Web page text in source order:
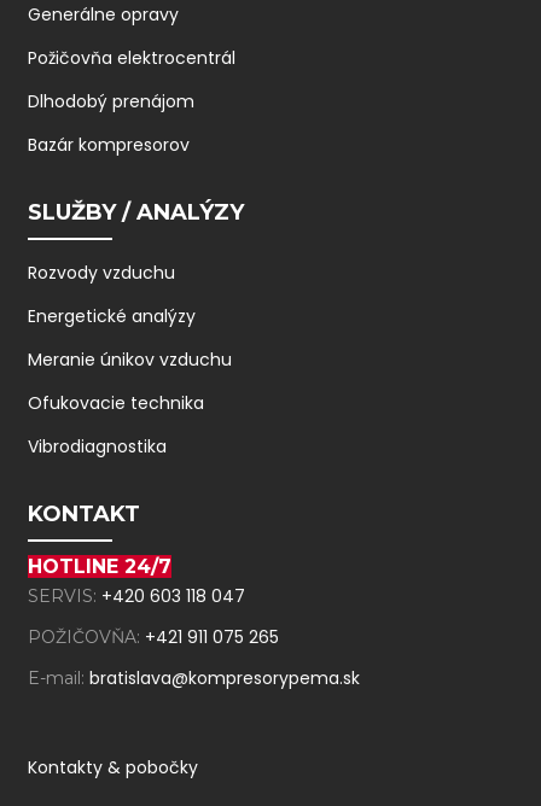
Generálne opravy
Požičovňa elektrocentrál
Dlhodobý prenájom
Bazár kompresorov
SLUŽBY / ANALÝZY
Rozvody vzduchu
Energetické analýzy
Meranie únikov vzduchu
Ofukovacie technika
Vibrodiagnostika
KONTAKT
HOTLINE 24/7
SERVIS: +420 603 118 047
POŽIČOVŇA: +421 911 075 265
E-mail: bratislava@kompresorypema.sk
Kontakty & pobočky